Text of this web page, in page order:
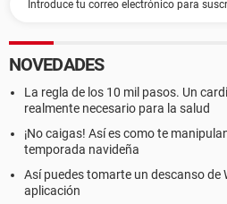
NOVEDADES
La regla de los 10 mil pasos. Un
realmente necesario para la salud
¡No caigas! Así es como te
temporada navideña
Así puedes tomarte un descanso de
aplicación